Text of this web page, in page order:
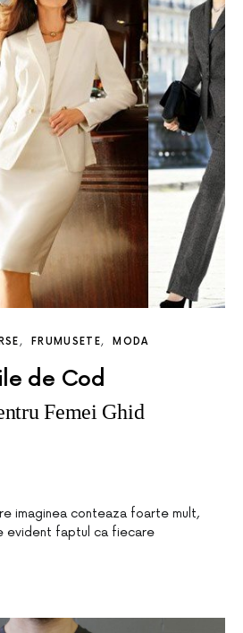
FRUMUSETE MODA
de Cod
Femei Ghid
imaginea conteaza foarte mult,
evident faptul ca fiecare